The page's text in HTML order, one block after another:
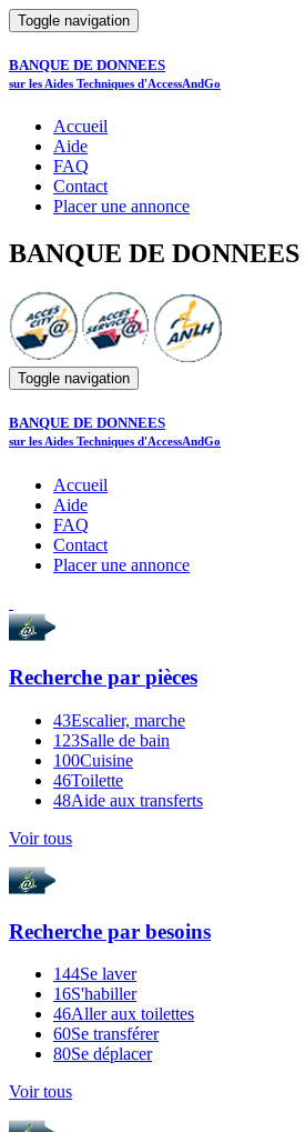
Toggle navigation
BANQUE DE DONNEES
sur les Aides Techniques d'AccessAndGo
Accueil
Aide
FAQ
Contact
Placer une annonce
BANQUE DE DONNEES
Toggle navigation
BANQUE DE DONNEES
sur les Aides Techniques d'AccessAndGo
Accueil
Aide
FAQ
Contact
Placer une annonce
Recherche par pièces
43Escalier, marche
123Salle de bain
100Cuisine
46Toilette
48Aide aux transferts
Voir tous
Recherche par besoins
144Se laver
16S'habiller
46Aller aux toilettes
60Se transférer
80Se déplacer
Voir tous